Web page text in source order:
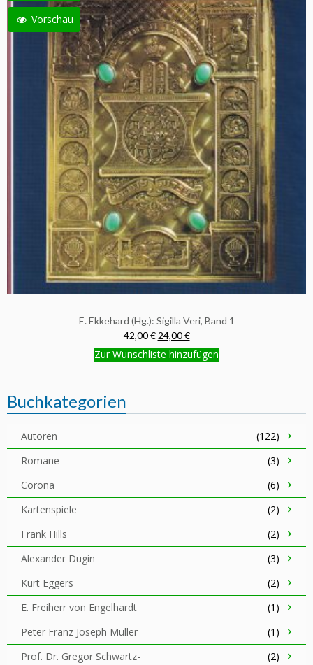
Vorschau
E. Ekkehard (Hg.): Sigilla Veri, Band 1
42,00 € 24,00 €
Zur Wunschliste hinzufügen
Buchkategorien
Autoren
(122)
Romane
(3)
Corona
(6)
Kartenspiele
(2)
Frank Hills
(2)
Alexander Dugin
(3)
Kurt Eggers
(2)
E. Freiherr von Engelhardt
(1)
Peter Franz Joseph Müller
(1)
Prof. Dr. Gregor Schwartz-
(2)